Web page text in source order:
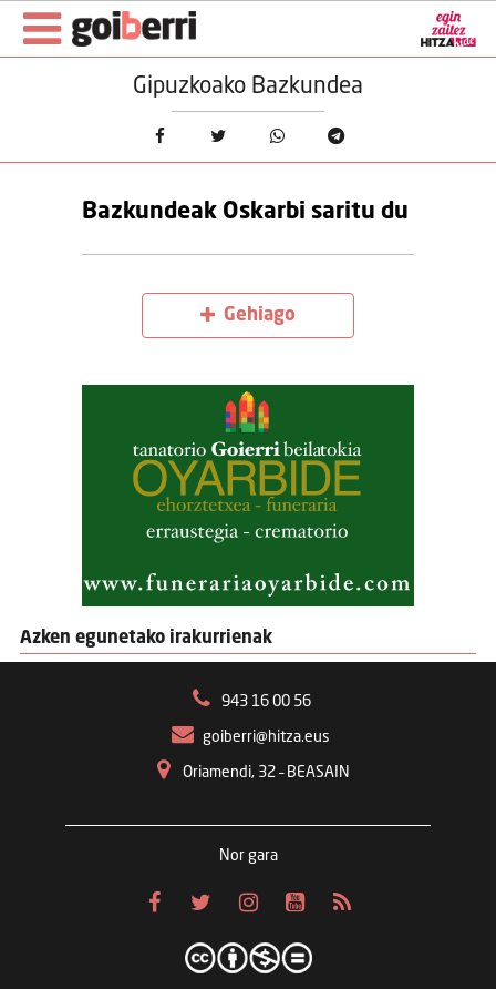
Gipuzkoako Bazkundea
Bazkundeak Oskarbi saritu du
Gehiago
Azken egunetako irakurrienak
943 16 00 56
goiberri@hitza.eus
Oriamendi, 32 – BEASAIN
Nor gara